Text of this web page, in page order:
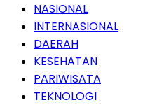
NASIONAL
INTERNASIONAL
DAERAH
KESEHATAN
PARIWISATA
TEKNOLOGI